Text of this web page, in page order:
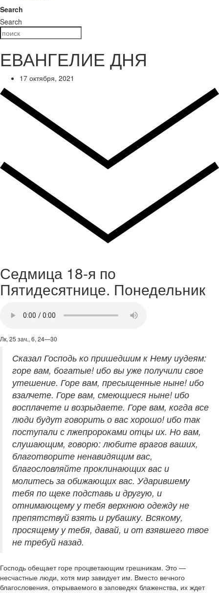
Search
Search
ЕВАНГЕЛИЕ ДНЯ
17 октября, 2021
Седмица 18-я по
Пятидесятнице. Понедельник
Лк, 25 зач., 6, 24—30
Сказал Господь ко пришедшим к Нему иудеям:
горе вам, богатые! ибо вы уже получили свое
утешение. Горе вам, пресыщенные ныне! ибо
взалчете. Горе вам, смеющиеся ныне! ибо
восплачете и возрыдаете. Горе вам, когда все
люди будут говорить о вас хорошо! ибо так
поступали с лжепророками отцы их. Но вам,
слушающим, говорю: любите врагов ваших,
благотворите ненавидящим вас,
благословляйте проклинающих вас и
молитесь за обижающих вас. Ударившему
тебя по щеке подставь и другую, и
отнимающему у тебя верхнюю одежду не
препятствуй взять и рубашку. Всякому,
просящему у тебя, давай, и от взявшего твое
не требуй назад.
Господь обещает горе процветающим грешникам. Это —
несчастные люди, хотя мир завидует им. Вместо вечного
благословения, открываемого в заповедях блаженства, их ждет